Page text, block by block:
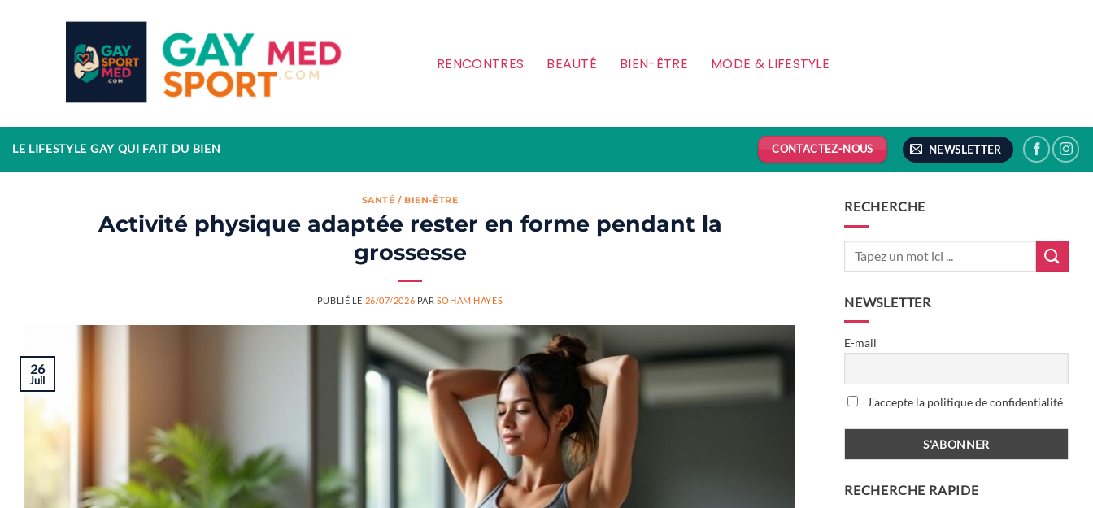
RENCONTRES BEAUTÉ BIEN-ÊTRE MODE & LIFESTYLE
LE LIFESTYLE GAY QUI FAIT DU BIEN CONTACTEZ-NOUS NEWSLETTER
SANTÉ / BIEN-ÊTRE
Activité physique adaptée rester en forme pendant la
grossesse
PUBLIÉ LE 26/07/2026 PAR SOHAM HAYES
26
Juil
RECHERCHE
NEWSLETTER
E-mail
J'accepte la politique de confidentialité
RECHERCHE RAPIDE